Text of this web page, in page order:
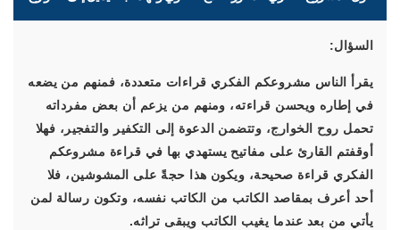
السؤال:
يقرأ الناس مشروعكم الفكري قراءات متعددة، فمنهم من يضعه
في إطاره ويحسن قراءته، ومنهم من يزعم أن بعض مفرداته
تحمل روح الخوارج، وتتضمن الدعوة إلى التكفير والتفجير، فهلا
أوقفتم القارئ على مفاتيح يستهدي بها في قراءة مشروعكم
الفكري قراءة صحيحة، ويكون هذا حجةً على المشوشين، فلا
أحد أعرف بمقاصد الكاتب من الكاتب نفسه، وتكون رسالة لمن
يأتي من بعد عندما يغيب الكاتب ويبقى تراثه.